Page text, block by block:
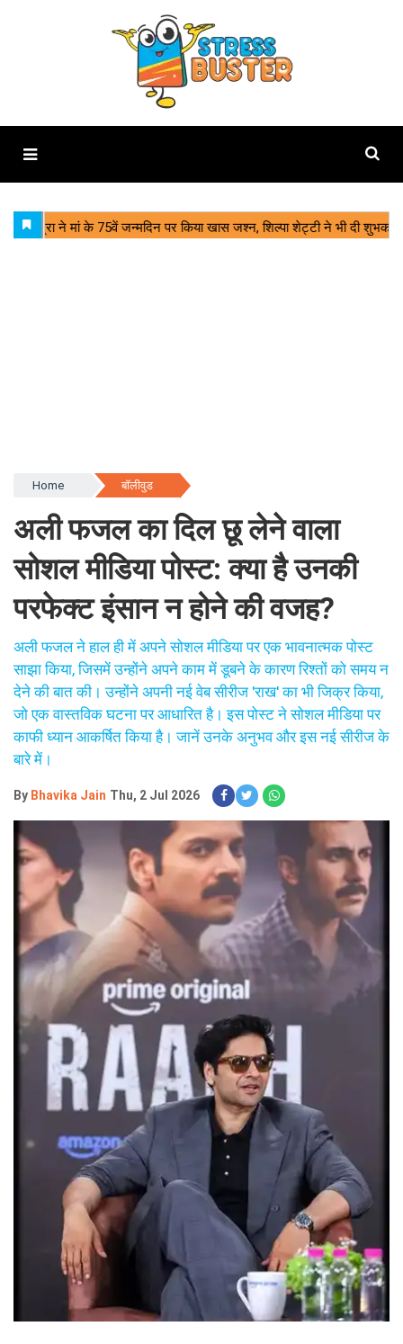
Home बॉलीवुड
अली फजल का दिल छू लेने वाला
सोशल मीडिया पोस्ट: क्या है उनकी
परफेक्ट इंसान न होने की वजह?
अली फजल ने हाल ही में अपने सोशल मीडिया पर एक भावनात्मक पोस्ट
साझा किया, जिसमें उन्होंने अपने काम में डूबने के कारण रिश्तों को समय न
देने की बात की। उन्होंने अपनी नई वेब सीरीज 'राख' का भी जिक्र किया,
जो एक वास्तविक घटना पर आधारित है। इस पोस्ट ने सोशल मीडिया पर
काफी ध्यान आकर्षित किया है। जानें उनके अनुभव और इस नई सीरीज के
बारे में।
By Bhavika Jain Thu, 2 Jul 2026